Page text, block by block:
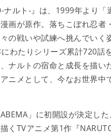
ナルト-』は、1999年より
画が原作。落ちこぼれ忍者
の戦いや試練へ挑んでい
わたりシリーズ累計720話
ナルトの宿命と成長を描
ニメとして、今なお世界中
」に初開設が決定し
くTVアニメ第1作『